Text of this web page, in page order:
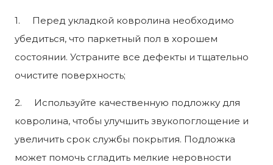
1. Перед укладкой ковролина необходимо
убедиться, что паркетный пол в хорошем
состоянии. Устраните все дефекты и тщательно
очистите поверхность;
2. Используйте качественную подложку для
ковролина, чтобы улучшить звукопоглощение и
увеличить срок службы покрытия. Подложка
может помочь сгладить мелкие неровности